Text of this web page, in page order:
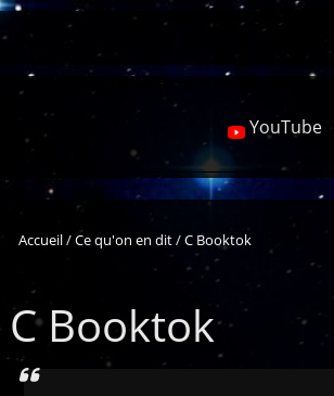
YouTube
Accueil Ce qu'on en dit C Booktok
C Booktok